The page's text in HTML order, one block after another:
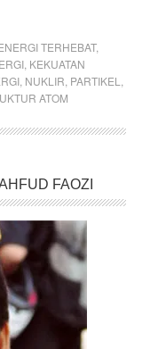
TERHEBAT,
, KEKUATAN
, NUKLIR PARTIKEL
ATOM
FAOZI